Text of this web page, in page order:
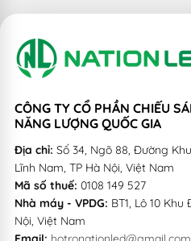
CÔNG TY CỔ PHẦN CHIẾU
NĂNG LƯỢNG QUỐC GIA
Địa chỉ: Số 34, Ngõ 88, Đường
Lĩnh Nam, TP Hà Nội, Việt Nam
Mã số thuế: 0108 149 527
Nhà máy - VPDG: BT1, Lô 10
Nội, Việt Nam